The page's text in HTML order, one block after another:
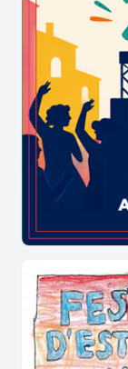
gràcies a
seves arrels.
Escenaris
festa
La
possible
infantils
On es
fins a la
de
La pista